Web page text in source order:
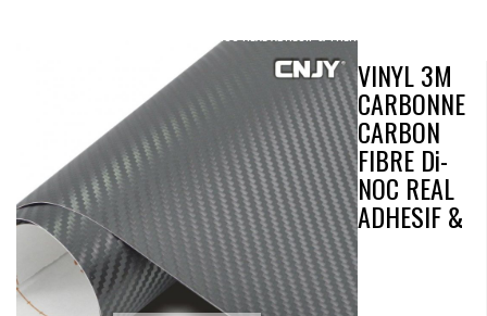
VINYL 3M
CARBONNE
CARBON
FIBRE Di-
NOC REAL
ADHESIF &